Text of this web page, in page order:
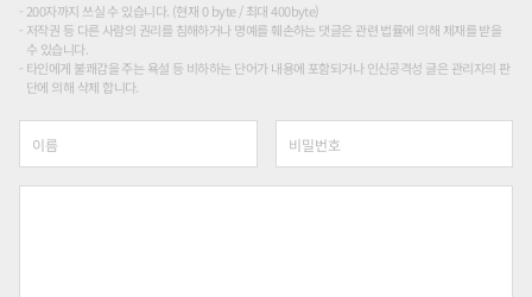
200자까지 쓰실 수 있습니다. (현재 0 byte / 최대 400byte)
저작권 등 다른 사람의 권리를 침해하거나 명예를 훼손하는 댓글은 관련 법률에 의해 제재를 받을
수 있습니다.
타인에게 불쾌감을 주는 욕설 등 비하하는 단어가 내용에 포함되거나 인신공격성 글은 관리자의 판
단에 의해 삭제 합니다.